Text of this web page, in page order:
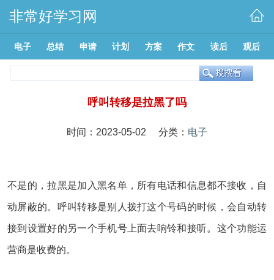
非常好学习网
电子 总结 申请 计划 方案 作文 读后 观后
呼叫转移是拉黑了吗
时间：2023-05-02 分类： 电子
不是的，拉黑是加入黑名单，所有电话和信息都不接收，自
动屏蔽的。呼叫转移是别人拨打这个号码的时候，会自动转
接到设置好的另一个手机号上面去响铃和接听。这个功能运
营商是收费的。